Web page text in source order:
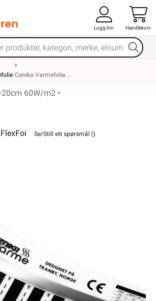
Logg inn Handlekurv
Cenika Varmefolie
60W/m2 •
60W/m2
Se/Still ett spørsmål ()